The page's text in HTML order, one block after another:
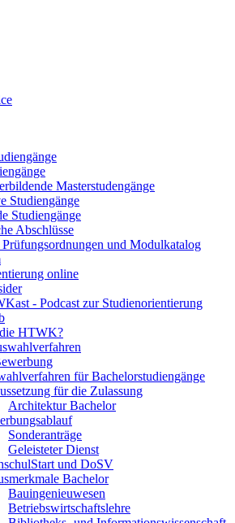
Masterstudengänge
Studiengänge
Studiengänge
Abschlüsse
und Modulkatalog
online
- Podcast zur Studienorientierung
HTWK?
für Bachelorstudiengänge
für die Zulassung
Architektur Bachelor
Sonderanträge
Geleisteter Dienst
und DoSV
Bachelor
Bauingenieuwesen
Betriebswirtschaftslehre